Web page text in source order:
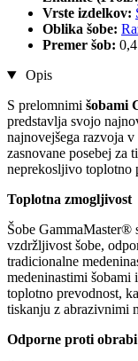
Vrste izdelkov:
Oblika šobe:
Premer šob:
Opis
S prelomnimi šobami
predstavlja svojo
najnovejšega razvoja
zasnovane posebej za
neprekosljivo toplotno
Toplotna zmogljivost
Šobe GammaMaster®
vzdržljivost šobe,
tradicionalne
medeninastimi
toplotno prevodnost,
tiskanju z abrazivnimi
Odporne proti obrabi